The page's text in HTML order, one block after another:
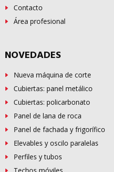
Contacto
Área profesional
NOVEDADES
Nueva máquina de corte
Cubiertas: panel metálico
Cubiertas: policarbonato
Panel de lana de roca
Panel de fachada y frigorífico
Elevables y oscilo paralelas
Perfiles y tubos